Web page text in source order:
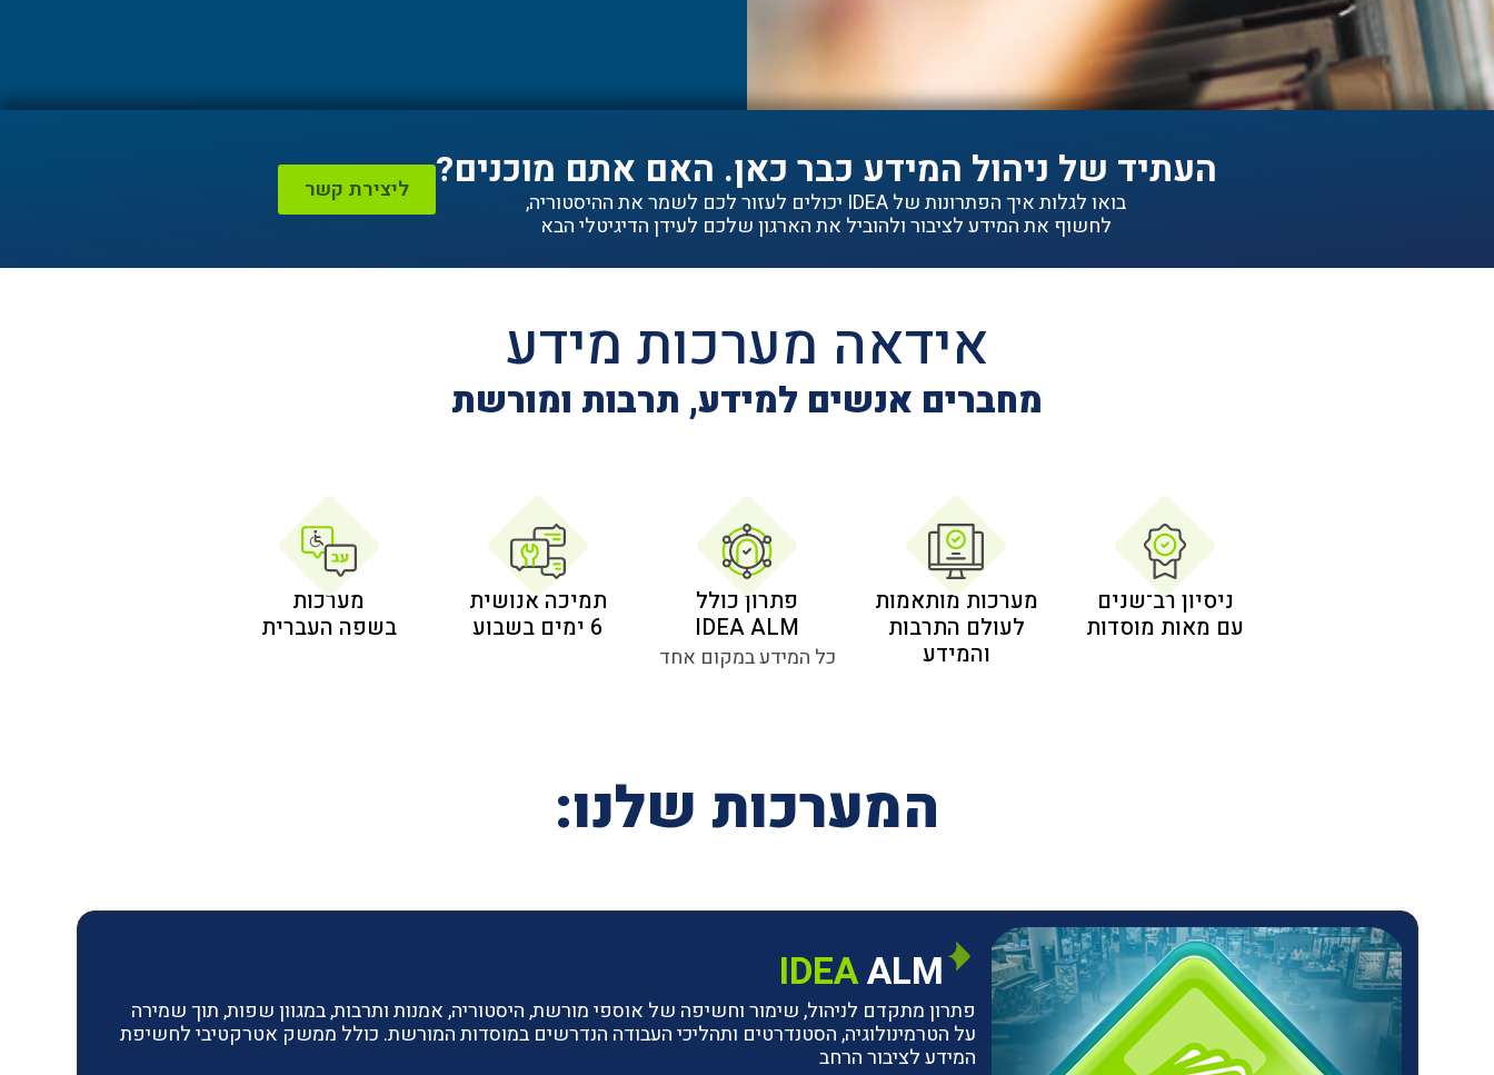
העתיד של ניהול המידע כבר כאן. האם אתם מוכנים?
בואו לגלות איך הפתרונות של IDEA יכולים לעזור לכם לשמר את ההיסטוריה,
לחשוף את המידע לציבור ולהוביל את הארגון שלכם לעידן הדיגיטלי הבא
ליצירת קשר
אידאה מערכות מידע
מחברים אנשים למידע, תרבות ומורשת
ניסיון רב־שנים
עם מאות מוסדות
מערכות מותאמות
לעולם התרבות
והמידע
פתרון כולל
IDEA ALM
כל המידע במקום אחד
תמיכה אנושית
6 ימים בשבוע
מערכות
בשפה העברית
המערכות שלנו:
IDEAALM
פתרון מתקדם לניהול, שימור וחשיפה של אוספי מורשת, היסטוריה, אמנות ותרבות, במגוון שפות, תוך שמירה
על הטרמינולוגיה, הסטנדרטים ותהליכי העבודה הנדרשים במוסדות המורשת. כולל ממשק אטרקטיבי לחשיפת
המידע לציבור הרחב